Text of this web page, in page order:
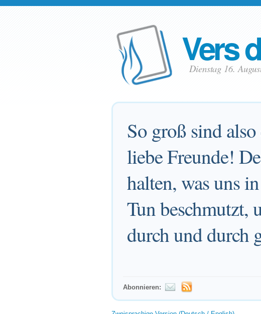
Vers
Dienstag 16.
So groß sind
liebe Freunde!
halten, was uns
Tun
durch und durch
Abonnieren: